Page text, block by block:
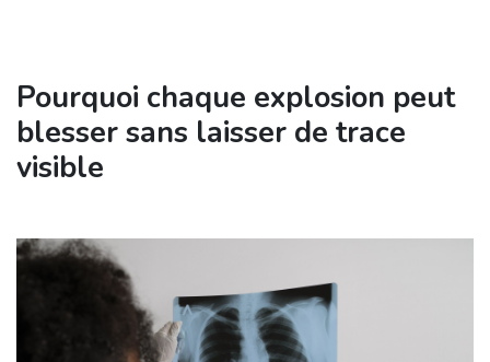
Pourquoi chaque explosion peut
blesser sans laisser de trace
visible